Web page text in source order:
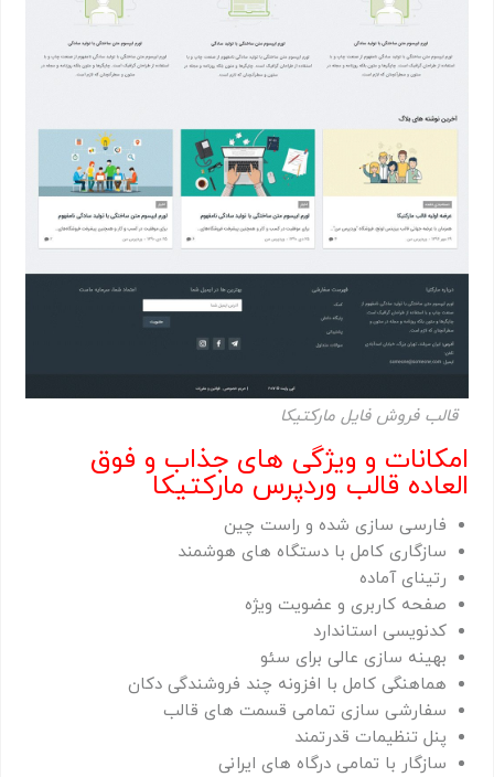
قالب فروش فایل مارکتیکا
امکانات و ویژگی های جذاب و فوق
العاده قالب وردپرس مارکتیکا
فارسی سازی شده و راست چین
سازگاری کامل با دستگاه های هوشمند
رتینای آماده
صفحه کاربری و عضویت ویژه
کدنویسی استاندارد
بهینه سازی عالی برای سئو
هماهنگی کامل با افزونه چند فروشندگی دکان
سفارشی سازی تمامی قسمت های قالب
پنل تنظیمات قدرتمند
سازگار با تمامی درگاه های ایرانی